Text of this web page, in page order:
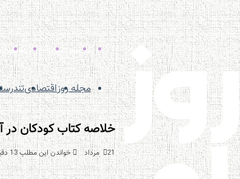
کتابساختمانآموزشپوست
مجله روزاقتصادی
خلاصه کتاب کودکان در آثار
21 مرداد خواندن این مطلب 13 دقیقه زمان میبرد